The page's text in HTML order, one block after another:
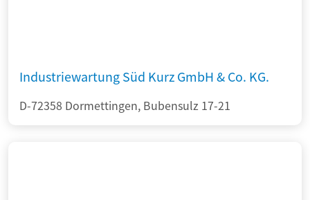
Industriewartung Süd Kurz GmbH & Co. KG.
D-72358 Dormettingen, Bubensulz 17-21